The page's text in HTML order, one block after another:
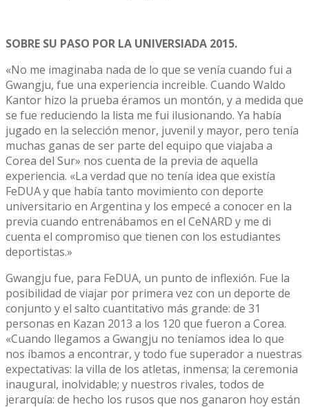
SOBRE SU PASO POR LA UNIVERSIADA 2015.
«No me imaginaba nada de lo que se venía cuando fui a
Gwangju, fue una experiencia increible. Cuando Waldo
Kantor hizo la prueba éramos un montón, y a medida que
se fue reduciendo la lista me fui ilusionando. Ya había
jugado en la selección menor, juvenil y mayor, pero tenía
muchas ganas de ser parte del equipo que viajaba a
Corea del Sur» nos cuenta de la previa de aquella
experiencia. «La verdad que no tenía idea que existía
FeDUA y que había tanto movimiento con deporte
universitario en Argentina y los empecé a conocer en la
previa cuando entrenábamos en el CeNARD y me di
cuenta el compromiso que tienen con los estudiantes
deportistas.»
Gwangju fue, para FeDUA, un punto de inflexión. Fue la
posibilidad de viajar por primera vez con un deporte de
conjunto y el salto cuantitativo más grande: de 31
personas en Kazan 2013 a los 120 que fueron a Corea.
«Cuando llegamos a Gwangju no teníamos idea lo que
nos íbamos a encontrar, y todo fue superador a nuestras
expectativas: la villa de los atletas, inmensa; la ceremonia
inaugural, inolvidable; y nuestros rivales, todos de
jerarquía: de hecho los rusos que nos ganaron hoy están